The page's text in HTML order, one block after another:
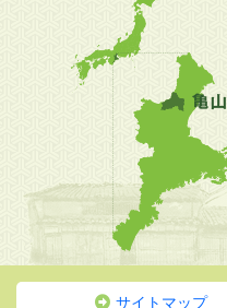
サイトマップ